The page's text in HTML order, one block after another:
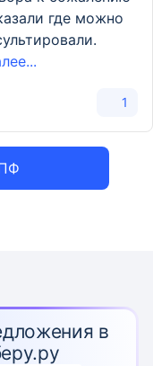
где можно
1
в